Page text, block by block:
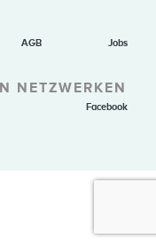
AGB Jobs
NETZWERKEN
Facebook